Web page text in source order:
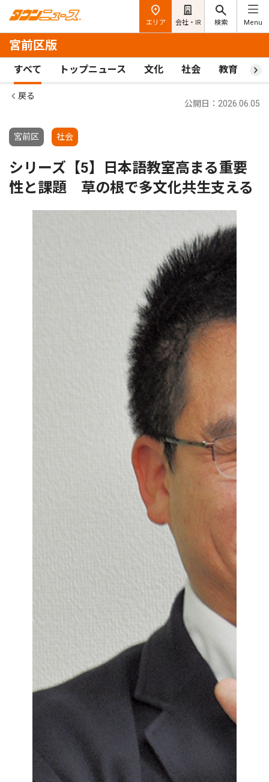
エリア 会社・IR 検索 Menu
宮前区版
すべて トップニュース 文化 社会 教育 ス
戻る
宮前区 社会
公開日：2026.06.05
シリーズ【5】日本語教室高まる重要
性と課題 草の根で多文化共生支える